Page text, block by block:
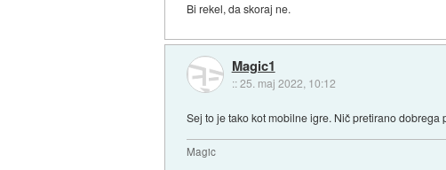
Bi rekel, da skoraj ne.
Magic1
::25. maj 2022, 10:12
Sej to je tako kot mobilne igre. Nič pretirano
Magic